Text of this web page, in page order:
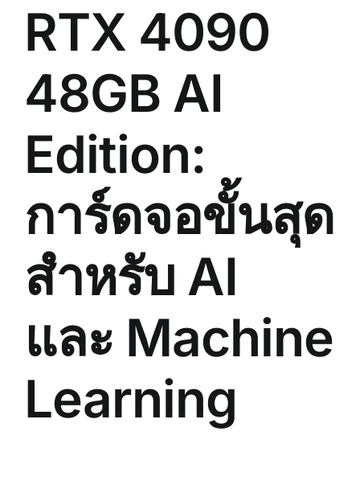
RTX 4090
48GB AI
Edition:
การ์ดจอขั้นสุด
สำหรับ AI
และ Machine
Learning